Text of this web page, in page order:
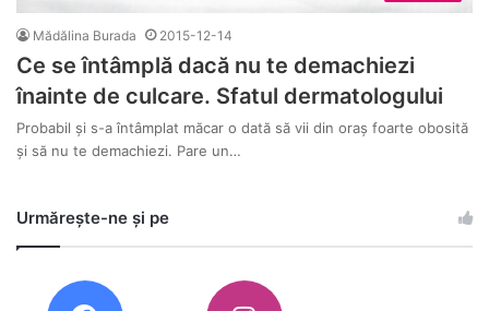
Mădălina Burada 2015-12-14
Ce se întâmplă dacă nu te demachiezi
înainte de culcare. Sfatul dermatologului
Probabil și s-a întâmplat măcar o dată să vii din oraș foarte obosită
și să nu te demachiezi. Pare un…
Urmărește-ne și pe